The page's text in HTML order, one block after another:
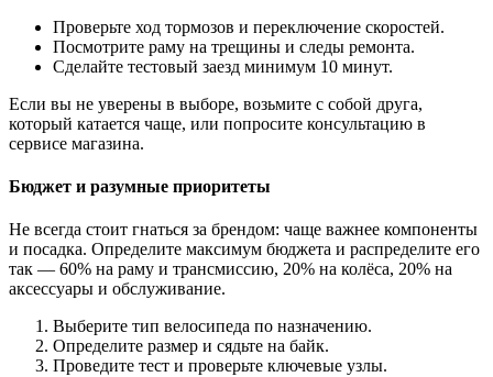
Проверьте ход тормозов и переключение скоростей.
Посмотрите раму на трещины и следы ремонта.
Сделайте тестовый заезд минимум 10 минут.
Если вы не уверены в выборе, возьмите с собой друга,
который катается чаще, или попросите консультацию в
сервисе магазина.
Бюджет и разумные приоритеты
Не всегда стоит гнаться за брендом: чаще важнее компоненты
и посадка. Определите максимум бюджета и распределите его
так — 60% на раму и трансмиссию, 20% на колёса, 20% на
аксессуары и обслуживание.
Выберите тип велосипеда по назначению.
Определите размер и сядьте на байк.
Проведите тест и проверьте ключевые узлы.